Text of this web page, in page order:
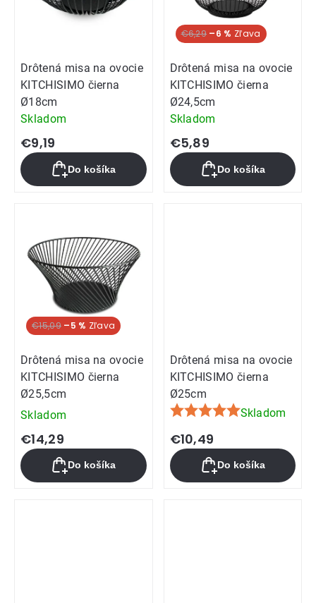
Drôtená misa na ovocie
KITCHISIMO čierna
Ø18cm
Skladom
€9,19
Do košíka
€6,29 –6 %
Drôtená misa na ovocie
KITCHISIMO čierna
Ø24,5cm
Skladom
€5,89
Do košíka
€15,09 –5 %
Drôtená misa na ovocie
KITCHISIMO čierna
Ø25,5cm
Skladom
€14,29
Do košíka
Drôtená misa na ovocie
KITCHISIMO čierna
Ø25cm
Priemerné
hodnotenie
produktu
je
5,0
Skladom
€10,49
Do košíka